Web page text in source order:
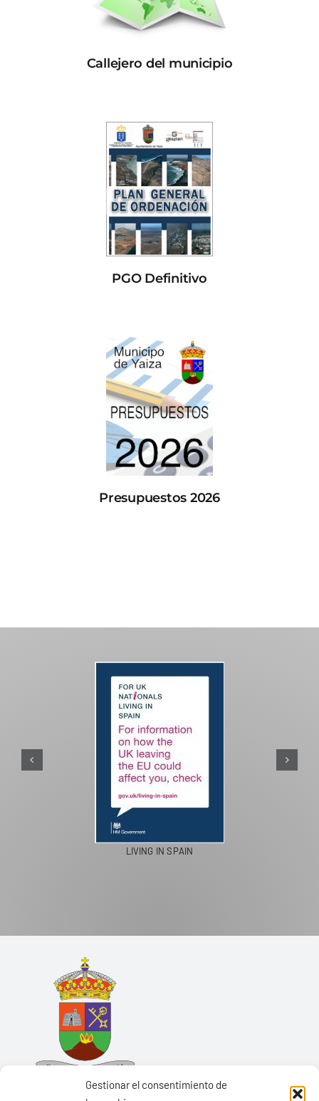
Gestionar el consentimiento de
Callejero del municipio
PGO Definitivo
Presupuestos 2026
LIVING IN SPAIN